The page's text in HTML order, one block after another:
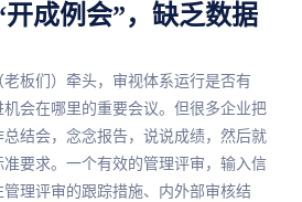
成例会”，缺乏数据
板们）牵头，审视体系运行是否有
会在哪里的重要会议。但很多企业把
结会，念念报告，说说成绩，然后就
要求。一个有效的管理评审，输入信
理评审的跟踪措施、内外部审核结